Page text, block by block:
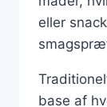
eller
base af